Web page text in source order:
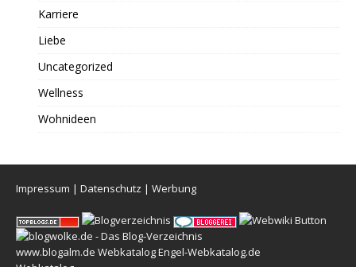
Karriere
Liebe
Uncategorized
Wellness
Wohnideen
Impressum | Datenschutz | Werbung
www.blogalm.de WebkatalogEngel-Webkatalog.de